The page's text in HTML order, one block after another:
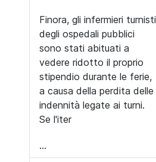
Finora, gli infermieri turnisti
degli ospedali pubblici
sono stati abituati a
vedere ridotto il proprio
stipendio durante le ferie,
a causa della perdita delle
indennità legate ai turni.
Se l'iter
...